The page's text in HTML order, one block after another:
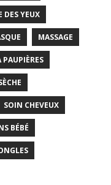
DES YEUX
MASSAGE
PAUPIÈRES
SOIN CHEVEUX
BÉBÉ